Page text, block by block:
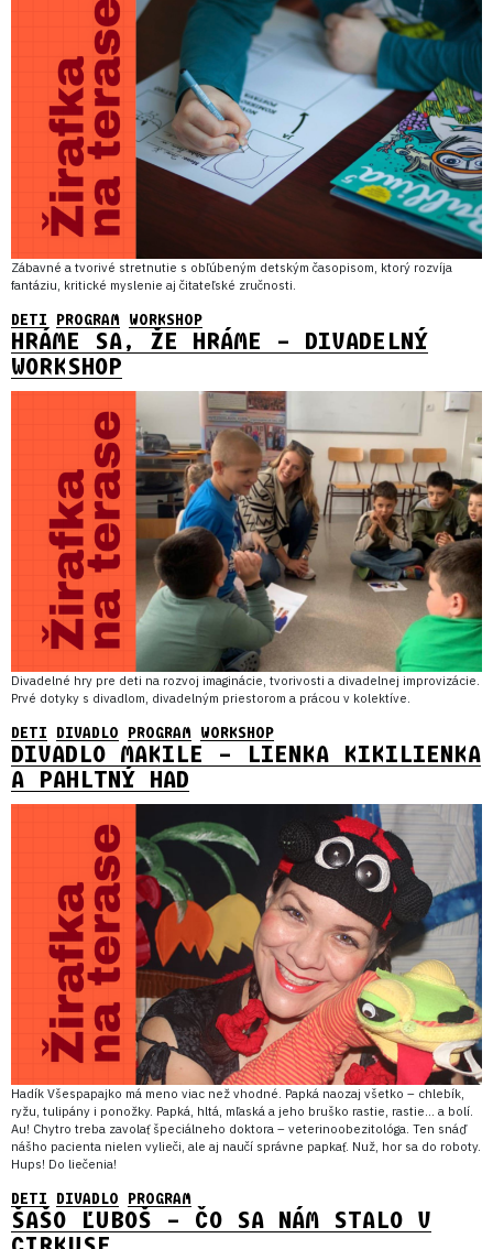
Zábavné a tvorivé stretnutie s obľúbeným detským časopisom, ktorý rozvíja
fantáziu, kritické myslenie aj čitateľské zručnosti.
DETI PROGRAM WORKSHOP
HRÁME SA, ŽE HRÁME – DIVADELNÝ
WORKSHOP
Divadelné hry pre deti na rozvoj imaginácie, tvorivosti a divadelnej improvizácie.
Prvé dotyky s divadlom, divadelným priestorom a prácou v kolektíve.
DETI DIVADLO PROGRAM WORKSHOP
DIVADLO MAKILE – LIENKA KIKILIENKA
A PAHLTNÝ HAD
Hadík Všespapajko má meno viac než vhodné. Papká naozaj všetko – chlebík,
ryžu, tulipány i ponožky. Papká, hltá, mľaská a jeho bruško rastie, rastie… a bolí.
Au! Chytro treba zavolať špeciálneho doktora – veterinoobezitológa. Ten snáď
nášho pacienta nielen vylieči, ale aj naučí správne papkať. Nuž, hor sa do roboty.
Hups! Do liečenia!
DETI DIVADLO PROGRAM
ŠAŠO ĽUBOŠ – ČO SA NÁM STALO V